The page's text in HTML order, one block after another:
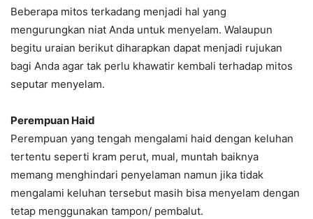
Beberapa mitos terkadang menjadi hal yang
mengurungkan niat Anda untuk menyelam. Walaupun
begitu uraian berikut diharapkan dapat menjadi rujukan
bagi Anda agar tak perlu khawatir kembali terhadap mitos
seputar menyelam.
Perempuan Haid
Perempuan yang tengah mengalami haid dengan keluhan
tertentu seperti kram perut, mual, muntah baiknya
memang menghindari penyelaman namun jika tidak
mengalami keluhan tersebut masih bisa menyelam dengan
tetap menggunakan tampon/ pembalut.